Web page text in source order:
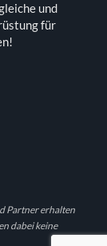
und
für
Partner erhalten
dabei keine